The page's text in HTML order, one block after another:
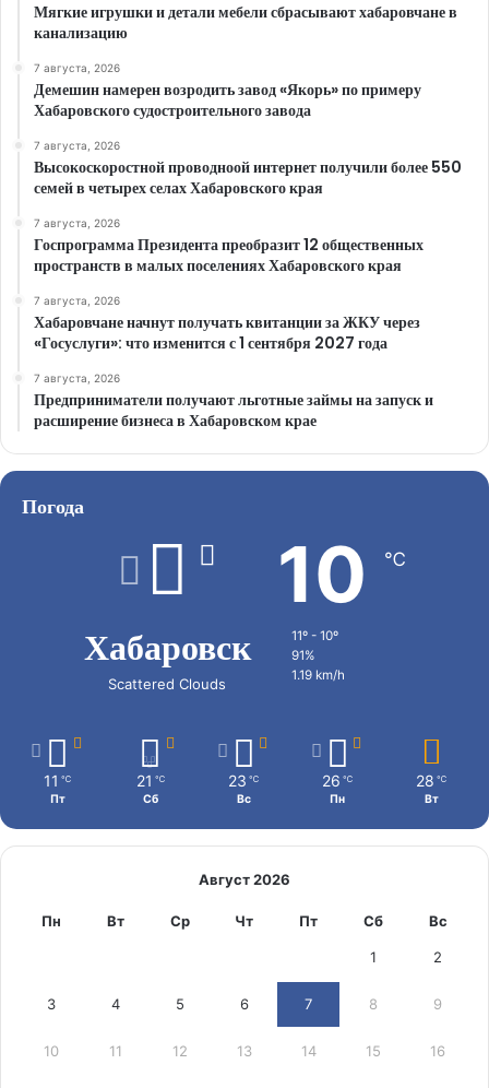
Мягкие игрушки и детали мебели сбрасывают хабаровчане в
канализацию
7 августа, 2026
Демешин намерен возродить завод «Якорь» по примеру
Хабаровского судостроительного завода
7 августа, 2026
Высокоскоростной проводноой интернет получили более 550
семей в четырех селах Хабаровского края
7 августа, 2026
Госпрограмма Президента преобразит 12 общественных
пространств в малых поселениях Хабаровского края
7 августа, 2026
Хабаровчане начнут получать квитанции за ЖКУ через
«Госуслуги»: что изменится с 1 сентября 2027 года
7 августа, 2026
Предприниматели получают льготные займы на запуск и
расширение бизнеса в Хабаровском крае
Погода
Хабаровск
Scattered Clouds
10 ℃
11º - 10º
91%
1.19 km/h
11 ℃
Пт
21 ℃
Сб
23 ℃
Вс
26 ℃
Пн
28 ℃
Вт
Август 2026
Пн Вт Ср Чт Пт Сб Вс
1 2
3 4 5 6 7 8 9
10 11 12 13 14 15 16